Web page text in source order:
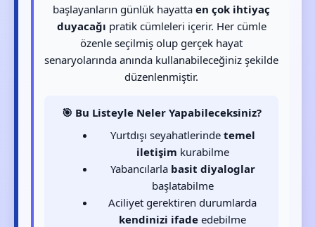
başlayanların günlük hayattaen çok ihtiyaç
duyacağı pratik cümleleri içerir. Her cümle
özenle seçilmiş olup gerçek hayat
senaryolarında anında kullanabileceğiniz şekilde
düzenlenmiştir.
🎯 Bu Listeyle Neler Yapabileceksiniz?
Yurtdışı seyahatlerinde temel
iletişim kurabilme
Yabancılarla basit diyaloglar
başlatabilme
Aciliyet gerektiren durumlarda
kendinizi ifade edebilme